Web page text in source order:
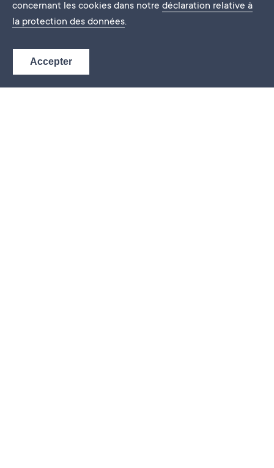
Wydenstrasse 11
Case postale 176
+41 32 633 68 19
E-Mail
concernant les cookies dans notre déclaration relative à
la protection des données.
Accepter